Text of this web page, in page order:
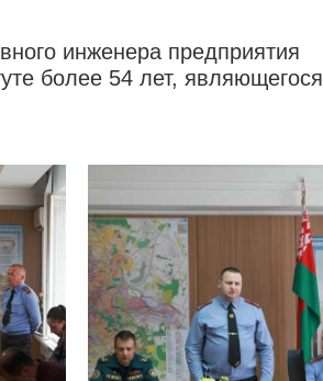
инженера предприятия
более 54 лет, являющегося